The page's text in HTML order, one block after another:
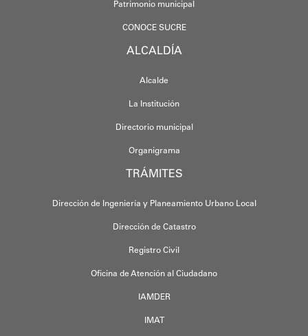
Patrimonio municipal
CONOCE SUCRE
ALCALDÍA
Alcalde
La Institución
Directorio municipal
Organigrama
TRÁMITES
Dirección de Ingeniería y Planeamiento Urbano Local
Dirección de Catastro
Registro Civil
Oficina de Atención al Ciudadano
IAMDER
IMAT